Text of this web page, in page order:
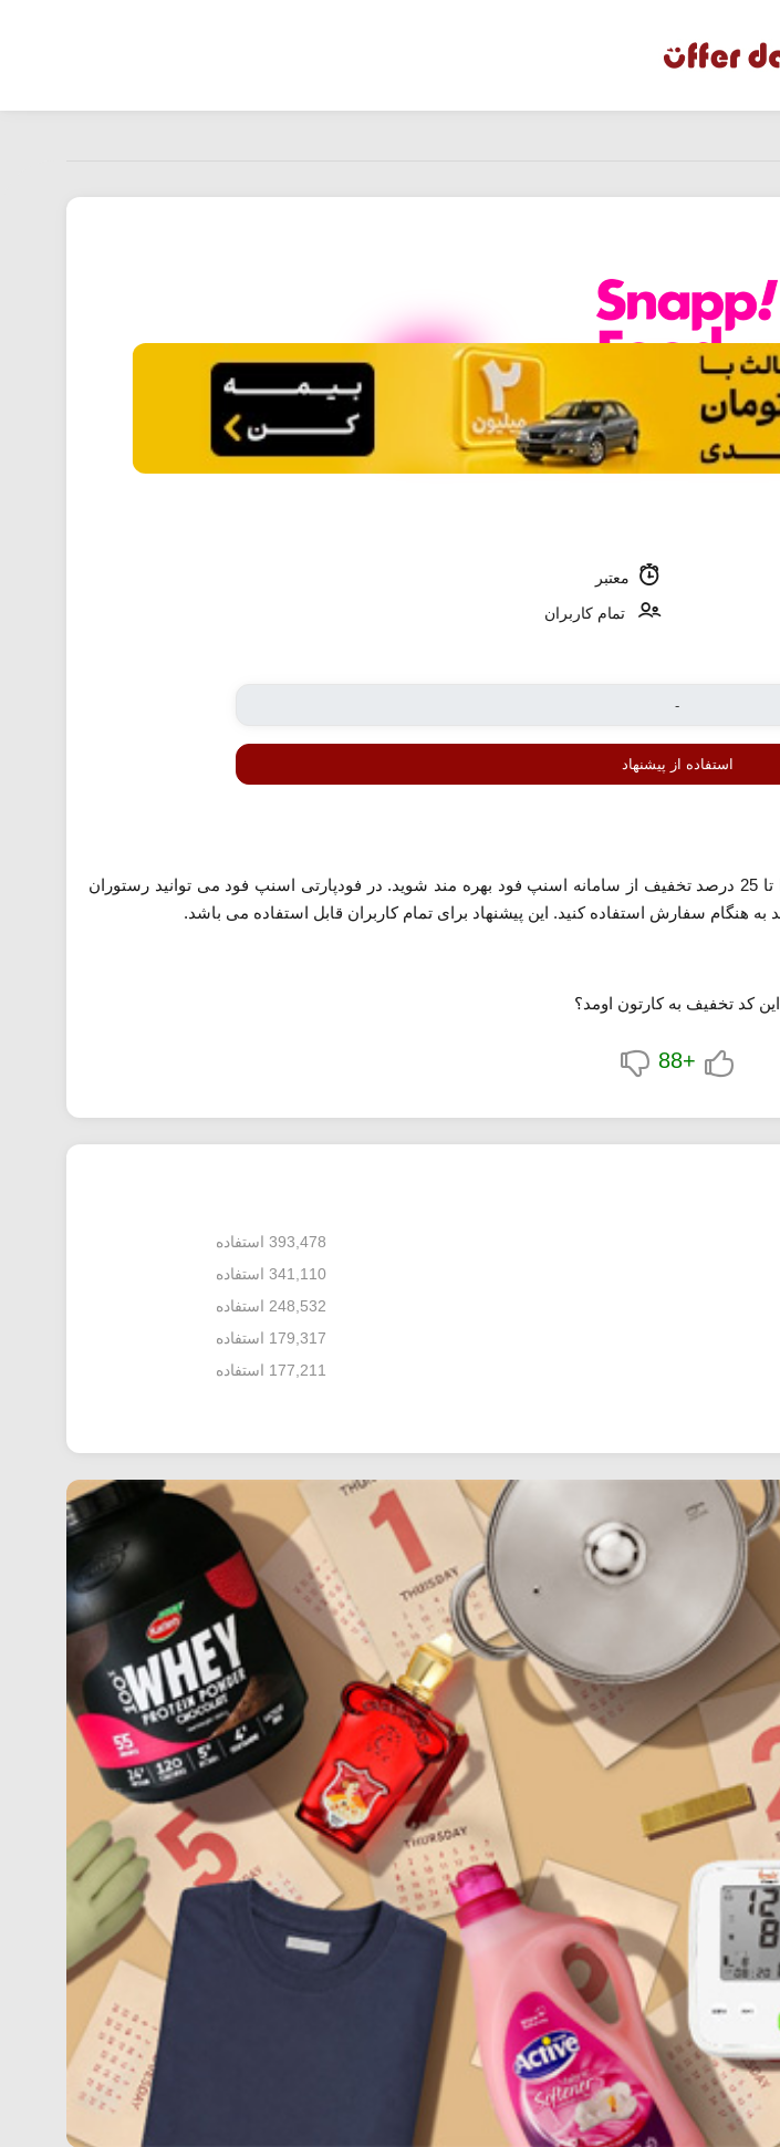
معتبر
تمام کاربران
استفاده از پیشنهاد
با استفاده از تخفیف اسنپ فود معرفی شده می توانید در سفارش غذا تا 25 درصد تخفیف از سامانه اسنپ فود بهره مند شوید. در فودپارتی اسنپ فود می توانید رستوران
این کد تخفیف به کارتون اومد؟
+88
393,478 استفاده
341,110 استفاده
248,532 استفاده
179,317 استفاده
177,211 استفاده